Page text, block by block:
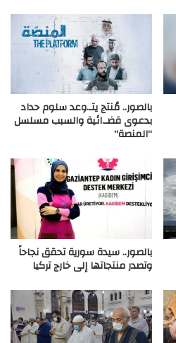
بالصور.. مُنتج يتـ.وعد سلوم حداد
بدعوى قضـ.ائية والسبب مسلسل
“المنصة”
بالصور.. سيدة سورية تحقق نجاحاً
وتصدر منتجاتها إلى خارج تركيا